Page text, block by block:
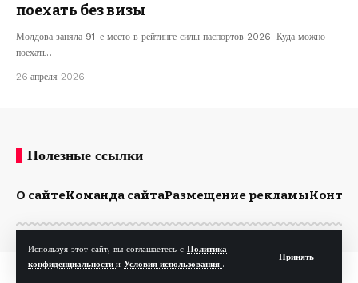
Используя этот сайт, вы соглашаетесь с Политика
конфиденциальности и Условия использования .
Принять
поехать без визы
Молдова заняла 91-е место в рейтинге силы паспортов 2026. Куда можно
поехать…
26 апреля 2026
Полезные ссылки
О сайтеКоманда сайтаРазмещение рекламы
© Kp.md. Все права защищены.